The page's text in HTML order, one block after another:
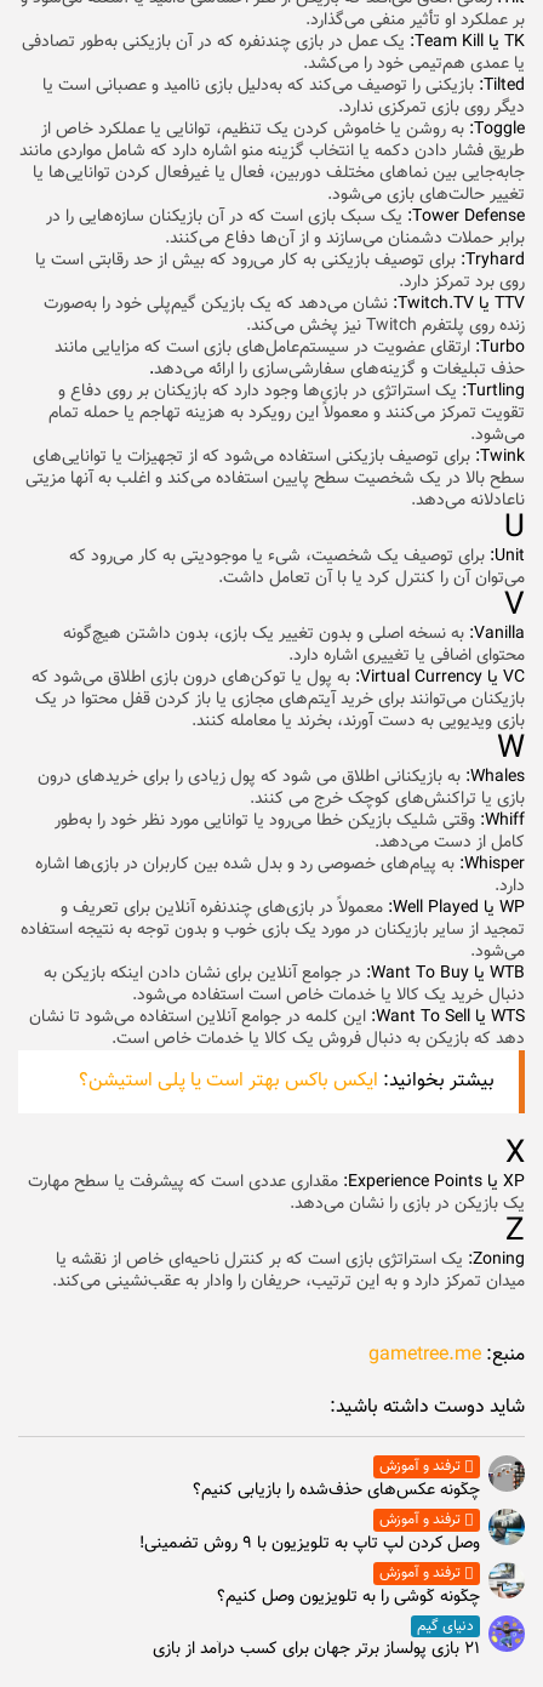
بر عملکرد او تأثیر منفی می‌گذارد.
TK یا Team Kill:
یک عمل در بازی چند‌نفره که در آن بازیکنی به‌طور تصادفی
یا عمدی هم‌تیمی خود را می‌کشد.
Tilted: بازیکنی را توصیف می‌کند که به‌دلیل بازی ناامید و عصبانی است یا
دیگر روی بازی تمرکزی ندارد.
Toggle: به‌ روشن یا خاموش کردن یک تنظیم، توانایی یا عملکرد خاص از
طریق فشار دادن دکمه یا انتخاب گزینه منو اشاره دارد که شامل مواردی مانند
جابه‌جایی بین نماهای مختلف دوربین، فعال یا غیرفعال کردن توانایی‌ها یا
تغییر حالت‌های بازی می‌شود.
Tower Defense: یک سبک بازی است که در آن بازیکنان سازه‌هایی را در
برابر حملات دشمنان می‌سازند و از آن‌ها دفاع می‌کنند.
Tryhard: برای توصیف بازیکنی به کار می‌رود که بیش از حد رقابتی است یا
روی برد تمرکز دارد.
TTV یا Twitch.TV:
نشان می‌دهد که یک بازیکن گیم‌پلی خود را به‌صورت
زنده روی پلتفرم Twitch نیز پخش می‌کند.
Turbo: ارتقای عضویت در سیستم‌عامل‌های بازی است که مزایایی مانند
حذف تبلیغات و گزینه‌های سفارشی‌سازی را ارائه می‌دهد.
Turtling: یک استراتژی در بازی‌ها وجود دارد که بازیکنان بر روی دفاع و
تقویت تمرکز می‌کنند و معمولاً این رویکرد به هزینه تهاجم یا حمله تمام
می‌شود.
Twink: برای توصیف بازیکنی استفاده می‌شود که از تجهیزات یا توانایی‌های
سطح بالا در یک شخصیت سطح پایین استفاده می‌کند و اغلب به آنها مزیتی
ناعادلانه می‌دهد.
U
Unit: برای توصیف یک شخصیت، شیء یا موجودیتی به کار می‌رود که
می‌توان آن را کنترل کرد یا با آن تعامل داشت.
V
Vanilla: به نسخه اصلی و بدون تغییر یک بازی، بدون داشتن هیچ‌گونه
محتوای اضافی یا تغییری اشاره دارد.
VC یا Virtual Currency:
به پول یا توکن‌های درون بازی اطلاق می‌شود که
بازیکنان می‌توانند برای خرید آیتم‌های مجازی یا باز کردن قفل محتوا در یک
بازی ویدیویی به دست آورند، بخرند یا معامله کنند.
W
Whales: به بازیکنانی اطلاق می شود که پول زیادی را برای خریدهای درون
بازی یا تراکنش‌های کوچک خرج می کنند.
Whiff: وقتی شلیک بازیکن خطا می‌رود یا توانایی مورد نظر خود را به‌طور
کامل از دست می‌دهد.
Whisper: به پیام‌های خصوصی رد و بدل شده بین کاربران در بازی‌ها اشاره
دارد.
WP یا Well Played:
معمولاً در بازی‌های چندنفره آنلاین برای تعریف و
تمجید از سایر بازیکنان در مورد یک بازی خوب و بدون توجه به نتیجه استفاده
می‌شود.
WTB یا Want To Buy:
در جوامع آنلاین برای نشان دادن اینکه بازیکن به
دنبال خرید یک کالا یا خدمات خاص است استفاده می‌شود.
WTS یا Want To Sell:
این کلمه در جوامع آنلاین استفاده می‌شود تا نشان
دهد که بازیکن به دنبال فروش یک کالا یا خدمات خاص است.
بیشتر بخوانید: ایکس باکس بهتر است یا پلی استیشن؟
X
XP یا Experience Points:
مقداری عددی است که پیشرفت یا سطح مهارت
یک بازیکن در بازی را نشان می‌دهد.
Z
Zoning: یک استراتژی بازی است که بر کنترل ناحیه‌ای خاص از نقشه یا
میدان تمرکز دارد و به این ترتیب، حریفان را وادار به عقب‌نشینی می‌کند.
منبع: gametree.me
شاید دوست داشته باشید:
ترفند و آموزش
چگونه عکس‌های حذف‌شده را بازیابی کنیم؟
ترفند و آموزش
وصل كردن لپ تاپ به تلويزيون با ۹ روش تضمینی!
ترفند و آموزش
چگونه گوشی را به تلویزیون وصل کنیم؟
دنیای گیم
۲۱ بازی پولساز برتر جهان برای کسب درآمد از بازی